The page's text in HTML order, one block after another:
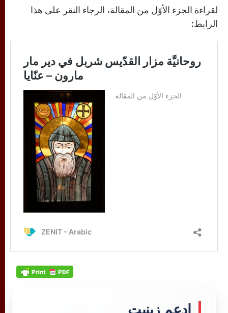
لقراءة الجزء الأوّل من المقالة، الرجاء النقر على هذا
الرابط:
إدعم زينيت